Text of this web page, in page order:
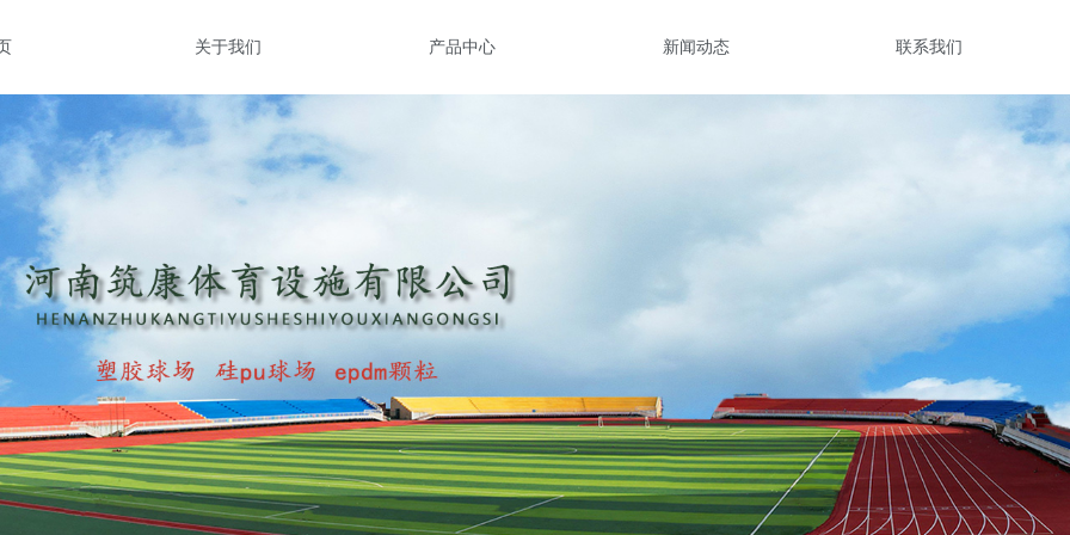
关于我们 产品中心 新闻动态 联系我们